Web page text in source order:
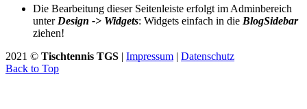
Die Bearbeitung dieser Seitenleiste erfolgt im Adminbereich
unterDesign -> Widgets: Widgets einfach in die BlogSidebar
ziehen!
2021 © Tischtennis TGS | Impressum | Datenschutz
Back to Top